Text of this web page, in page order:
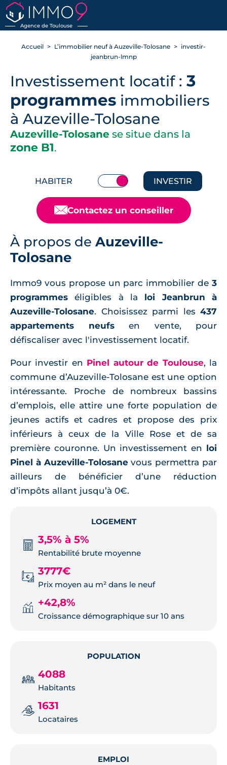
Agence de Toulouse
RETOUR
Accueil L’immobilier neuf à Auzeville-Tolosane
investir-
jeanbrun-lmnp
Investissement locatif : 3
programmes immobiliers
à Auzeville-Tolosane
Auzeville-Tolosane se situe dans la
zone B1.
HABITER INVESTIR
📧Contactez un conseiller
À propos de Auzeville-
Tolosane
Immo9 vous propose un parc immobilier de 3
programmes éligibles à la loi Jeanbrun à
Auzeville-Tolosane. Choisissez parmi les 437
appartements neufsen vente, pour
défiscaliser avec l'investissement locatif.
Pour investir en Pinel autour de Toulouse, la
commune d’Auzeville-Tolosane est une option
intéressante. Proche de nombreux bassins
d’emplois, elle attire une forte population de
jeunes actifs et cadres et propose des prix
inférieurs à ceux de la Ville Rose et de sa
première couronne. Un investissement en loi
Pinel à Auzeville-Tolosanevous permettra par
ailleurs de bénéficier d’une réduction
d’impôts allant jusqu’à 0€.
LOGEMENT
3,5% à 5%
Rentabilité brute moyenne
3777€
Prix moyen au m² dans le neuf
+42,8%
Croissance démographique sur 10 ans
POPULATION
4088
Habitants
1631
Locataires
EMPLOI